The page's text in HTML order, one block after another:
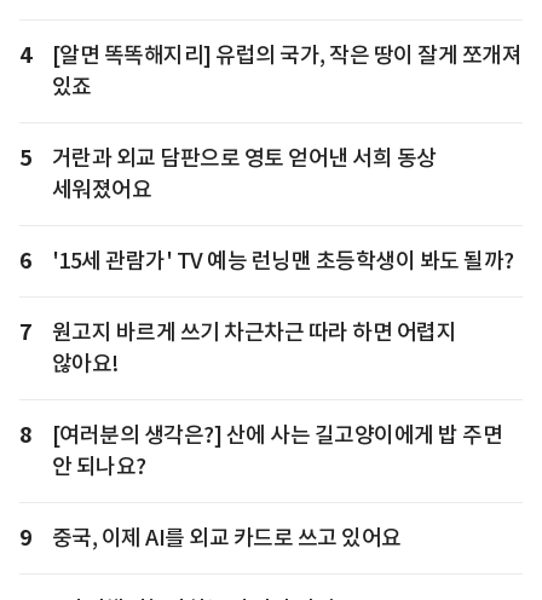
4
[알면 똑똑해지리] 유럽의 국가, 작은 땅이 잘게 쪼개져
있죠
5
거란과 외교 담판으로 영토 얻어낸 서희 동상
세워졌어요
6 '15세 관람가' TV 예능 런닝맨 초등학생이 봐도 될까?
7
원고지 바르게 쓰기 차근차근 따라 하면 어렵지
않아요!
8
[여러분의 생각은?] 산에 사는 길고양이에게 밥 주면
안 되나요?
9 중국, 이제 AI를 외교 카드로 쓰고 있어요